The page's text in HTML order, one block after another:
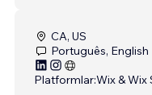
CA, US
Português, English
Platformlar:Wix & Wix